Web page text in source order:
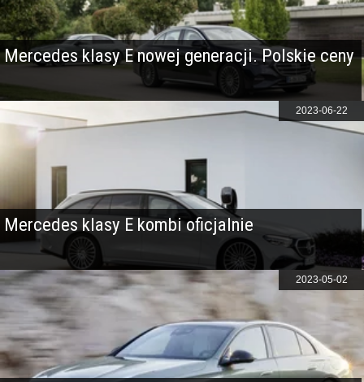
Mercedes klasy E nowej generacji. Polskie ceny
Mercedes klasy E kombi oficjalnie
2023-06-22
2023-05-02